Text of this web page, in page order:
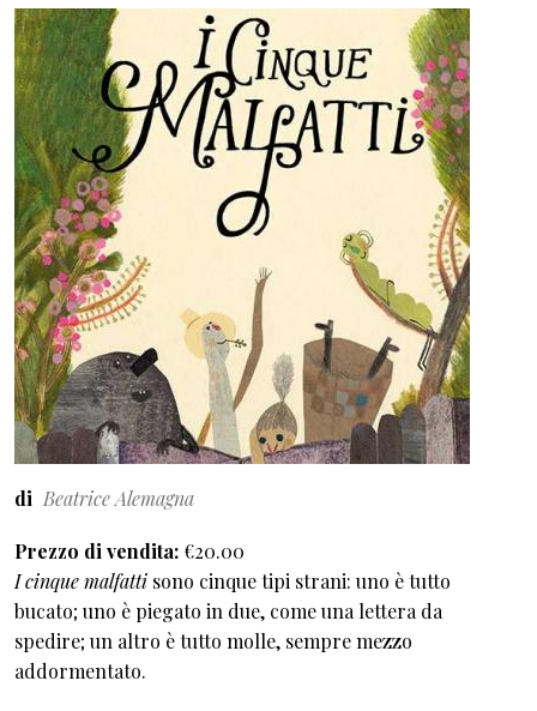
di Beatrice Alemagna
Prezzo di vendita €20.00
I cinque malfatti sono cinque tipi strani: uno è tutto
bucato; uno è piegato in due, come una lettera da
spedire; un altro è tutto molle, sempre mezzo
addormentato.